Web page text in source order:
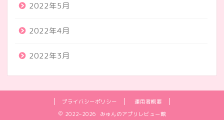
2022年5月
2022年4月
2022年3月
プライバシーポリシー
運用者概要
2022–2026 みゅんのアプリレビュー館